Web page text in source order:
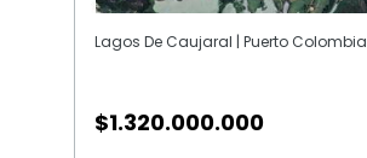
Lagos De Caujaral | Puerto Colombia
$1.320.000.000